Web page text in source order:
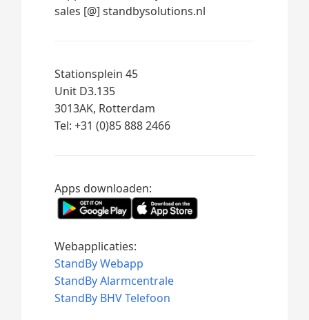
sales [@] standbysolutions.nl
Stationsplein 45
Unit D3.135
3013AK, Rotterdam
Tel: +31 (0)85 888 2466
Apps downloaden:
Webapplicaties:
StandBy Webapp
StandBy Alarmcentrale
StandBy BHV Telefoon